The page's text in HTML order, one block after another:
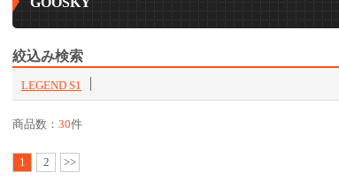
絞込み検索
LEGEND S1
商品数： 30件
1 2 >>